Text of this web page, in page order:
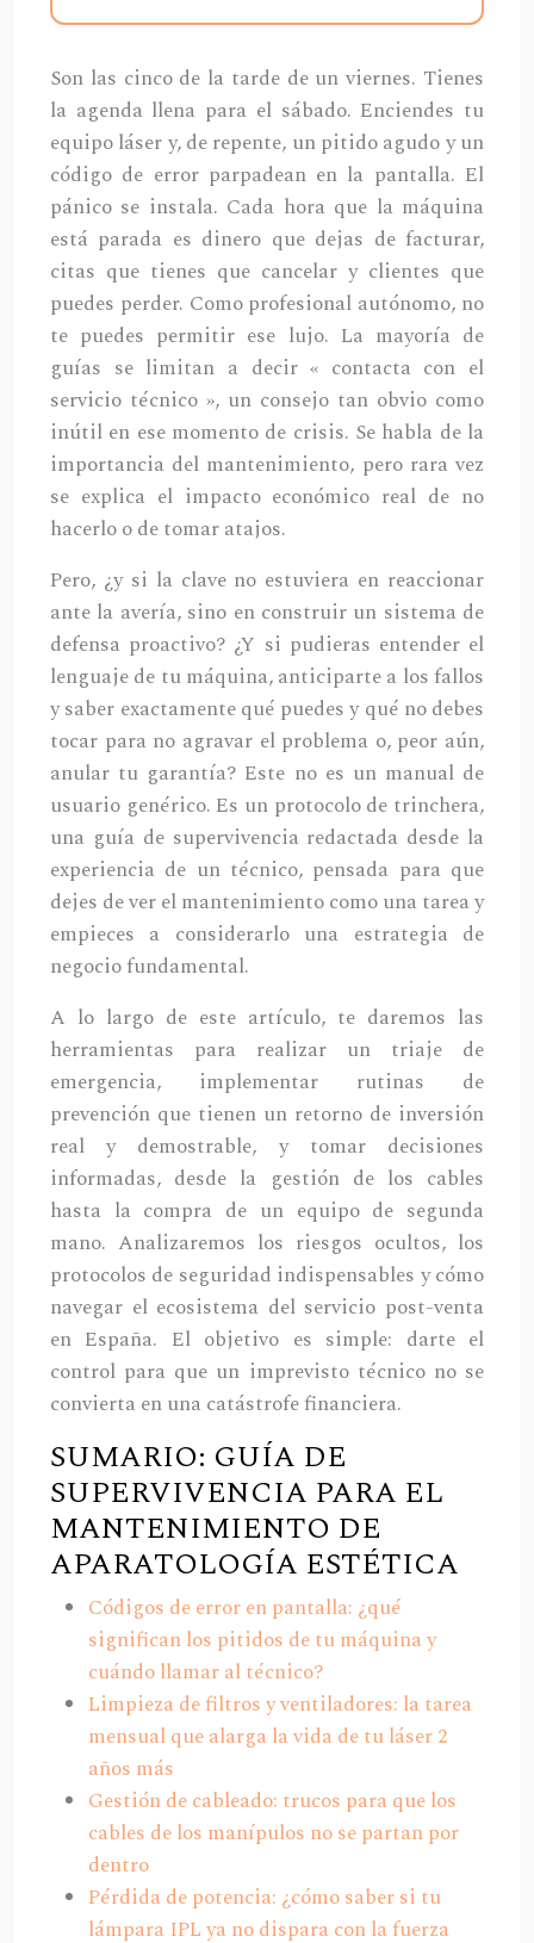
Son las cinco de la tarde de un viernes. Tienes
la agenda llena para el sábado. Enciendes tu
equipo láser y, de repente, un pitido agudo y un
código de error parpadean en la pantalla. El
pánico se instala. Cada hora que la máquina
está parada es dinero que dejas de facturar,
citas que tienes que cancelar y clientes que
puedes perder. Como profesional autónomo, no
te puedes permitir ese lujo. La mayoría de
guías se limitan a decir « contacta con el
servicio técnico », un consejo tan obvio como
inútil en ese momento de crisis. Se habla de la
importancia del mantenimiento, pero rara vez
se explica el impacto económico real de no
hacerlo o de tomar atajos.
Pero, ¿y si la clave no estuviera en reaccionar
ante la avería, sino en construir un sistema de
defensa proactivo? ¿Y si pudieras entender el
lenguaje de tu máquina, anticiparte a los fallos
y saber exactamente qué puedes y qué no debes
tocar para no agravar el problema o, peor aún,
anular tu garantía? Este no es un manual de
usuario genérico. Es un protocolo de trinchera,
una guía de supervivencia redactada desde la
experiencia de un técnico, pensada para que
dejes de ver el mantenimiento como una tarea y
empieces a considerarlo una estrategia de
negocio fundamental.
A lo largo de este artículo, te daremos las
herramientas para realizar un triaje de
emergencia, implementar rutinas de
prevención que tienen un retorno de inversión
real y demostrable, y tomar decisiones
informadas, desde la gestión de los cables
hasta la compra de un equipo de segunda
mano. Analizaremos los riesgos ocultos, los
protocolos de seguridad indispensables y cómo
navegar el ecosistema del servicio post-venta
en España. El objetivo es simple: darte el
control para que un imprevisto técnico no se
convierta en una catástrofe financiera.
SUMARIO: GUÍA DE
SUPERVIVENCIA PARA EL
MANTENIMIENTO DE
APARATOLOGÍA ESTÉTICA
Códigos de error en pantalla: ¿qué
significan los pitidos de tu máquina y
cuándo llamar al técnico?
Limpieza de filtros y ventiladores: la tarea
mensual que alarga la vida de tu láser 2
años más
Gestión de cableado: trucos para que los
cables de los manípulos no se partan por
dentro
Pérdida de potencia: ¿cómo saber si tu
lámpara IPL ya no dispara con la fuerza